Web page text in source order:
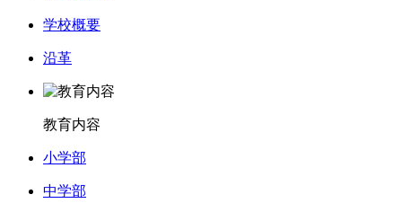
学校概要
沿革
教育内容
小学部
中学部